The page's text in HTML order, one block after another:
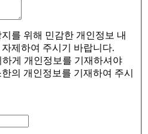
를 위해 민감한 개인정보 내
제하여 주시기 바랍니다.
게 개인정보를 기재하셔야
의 개인정보를 기재하여 주시